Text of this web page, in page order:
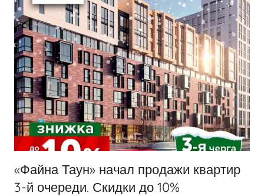
«Файна Таун» начал продажи квартир
3-й очереди. Скидки до 10%